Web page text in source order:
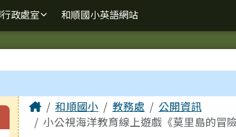
行政處室 和順國小英語網站
主內容區域
Home和順國小 教務處
公開資訊
小公視海洋教育線上遊戲《莫里島的冒